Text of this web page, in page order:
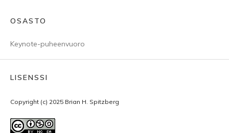
OSASTO
Keynote-puheenvuoro
LISENSSI
Copyright (c) 2025 Brian H. Spitzberg